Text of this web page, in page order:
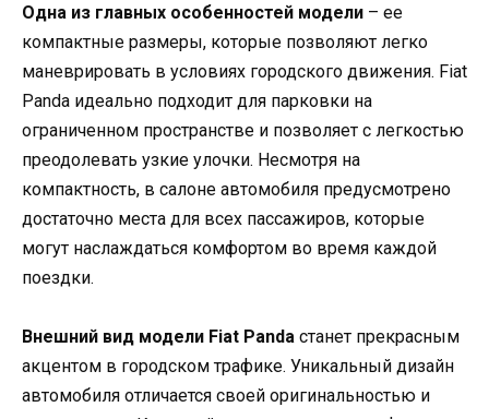
Одна из главных особенностей модели – ее
компактные размеры, которые позволяют легко
маневрировать в условиях городского движения. Fiat
Panda идеально подходит для парковки на
ограниченном пространстве и позволяет с легкостью
преодолевать узкие улочки. Несмотря на
компактность, в салоне автомобиля предусмотрено
достаточно места для всех пассажиров, которые
могут наслаждаться комфортом во время каждой
поездки.
Внешний вид модели Fiat Panda станет прекрасным
акцентом в городском трафике. Уникальный дизайн
автомобиля отличается своей оригинальностью и